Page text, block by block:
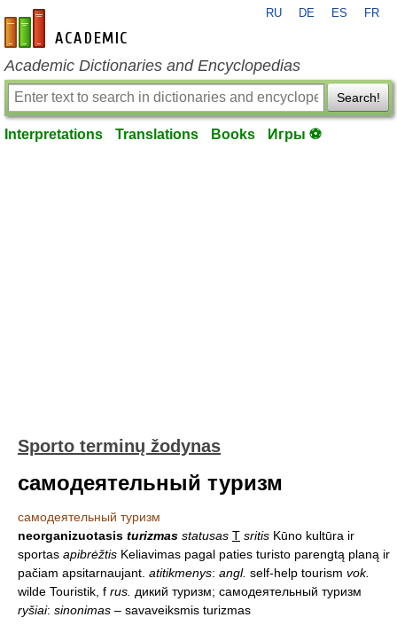
en-academic.com
RU DE ES FR
Academic Dictionaries and Encyclopedias
Search!
Interpretations Translations Books Игры ⚽
Sporto terminų žodynas
самодеятельный туризм
самодеятельный туризм
neorganizuotasis turizmas statusas T sritis Kūno kultūra ir
sportas apibrėžtis Keliavimas pagal paties turisto parengtą planą ir
pačiam apsitarnaujant. atitikmenys: angl. self-help tourism vok.
wilde Touristik, f rus. дикий туризм; самодеятельный туризм
ryšiai: sinonimas – savaveiksmis turizmas